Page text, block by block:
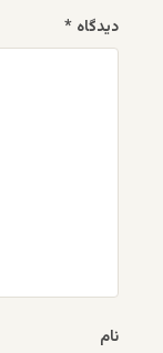
دیدگاه *
نام